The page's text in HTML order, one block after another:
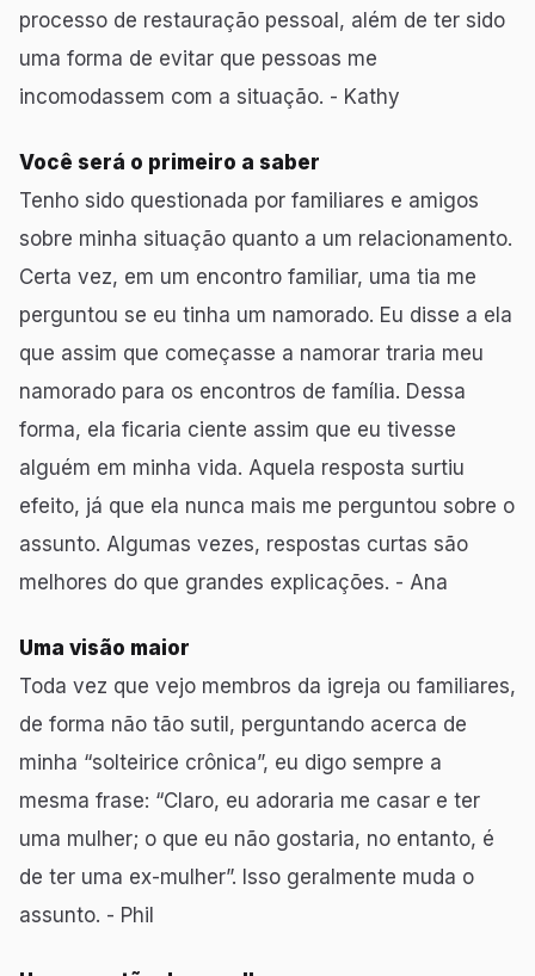
processo de restauração pessoal, além de ter sido
uma forma de evitar que pessoas me
incomodassem com a situação. - Kathy
Você será o primeiro a saber
Tenho sido questionada por familiares e amigos
sobre minha situação quanto a um relacionamento.
Certa vez, em um encontro familiar, uma tia me
perguntou se eu tinha um namorado. Eu disse a ela
que assim que começasse a namorar traria meu
namorado para os encontros de família. Dessa
forma, ela ficaria ciente assim que eu tivesse
alguém em minha vida. Aquela resposta surtiu
efeito, já que ela nunca mais me perguntou sobre o
assunto. Algumas vezes, respostas curtas são
melhores do que grandes explicações. - Ana
Uma visão maior
Toda vez que vejo membros da igreja ou familiares,
de forma não tão sutil, perguntando acerca de
minha “solteirice crônica”, eu digo sempre a
mesma frase: “Claro, eu adoraria me casar e ter
uma mulher; o que eu não gostaria, no entanto, é
de ter uma ex-mulher”. Isso geralmente muda o
assunto. - Phil